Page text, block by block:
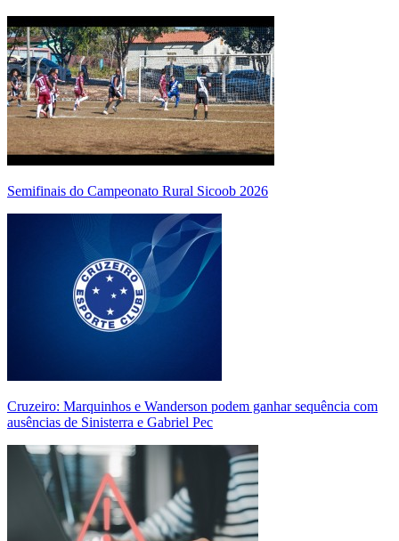
Semifinais do Campeonato Rural Sicoob 2026
Cruzeiro: Marquinhos e Wanderson podem ganhar sequência com
ausências de Sinisterra e Gabriel Pec